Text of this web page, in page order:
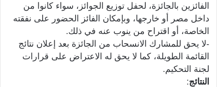
الفائزين بالجائزة، لحفل توزيع الجوائز، سواء كانوا من
داخل مصر أو خارجها، وبإمكان الفائز الحضور على نفقته
الخاصة، أو اقتراح من ينوب عنه في ذلك.
-لا يحق للمشارك الانسحاب من الجائزة بعد إعلان نتائج
القائمة الطويلة، كما لا يحق له الاعتراض على قرارات
لجنة التحكيم.
النتائج: